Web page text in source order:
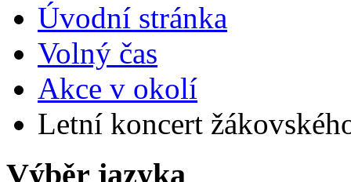
Úvodní stránka
Volný čas
Akce v okolí
Letní koncert
Výběr jazyka